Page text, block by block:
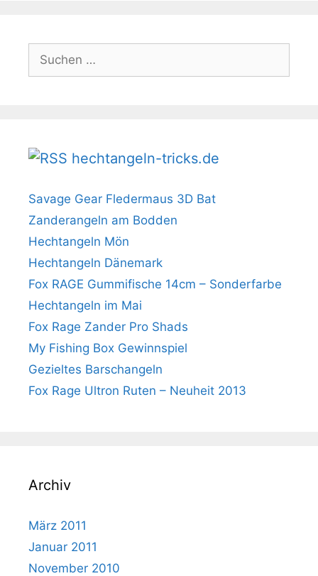
nach:
hechtangeln-tricks.de
Savage Gear Fledermaus 3D Bat
Zanderangeln am Bodden
Hechtangeln Mön
Hechtangeln Dänemark
Fox RAGE Gummifische 14cm – Sonderfarbe
Hechtangeln im Mai
Fox Rage Zander Pro Shads
My Fishing Box Gewinnspiel
Gezieltes Barschangeln
Fox Rage Ultron Ruten – Neuheit 2013
Archiv
März 2011
Januar 2011
November 2010